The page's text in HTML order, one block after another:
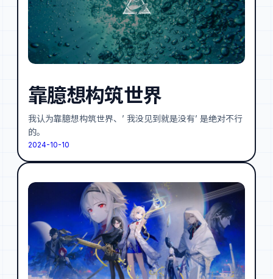
靠臆想构筑世界
我认为靠臆想构筑世界、’ 我没见到就是没有’ 是绝对不行
的。
2024-10-10